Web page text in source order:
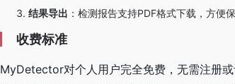
结果导出 ：检测报告支持PDF格式下载，方便
收费标准
MyDetector对个人用户完全免费，无需注册